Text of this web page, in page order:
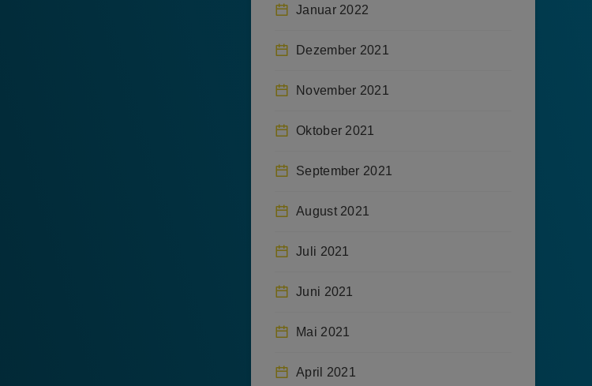
Januar 2022
Dezember 2021
November 2021
Oktober 2021
September 2021
August 2021
Juli 2021
Juni 2021
Mai 2021
April 2021